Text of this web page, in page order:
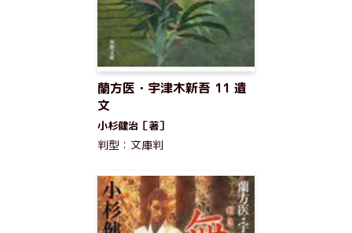
蘭方医・宇津木新吾 11 遺
文
小杉健治［著］
判型：文庫判